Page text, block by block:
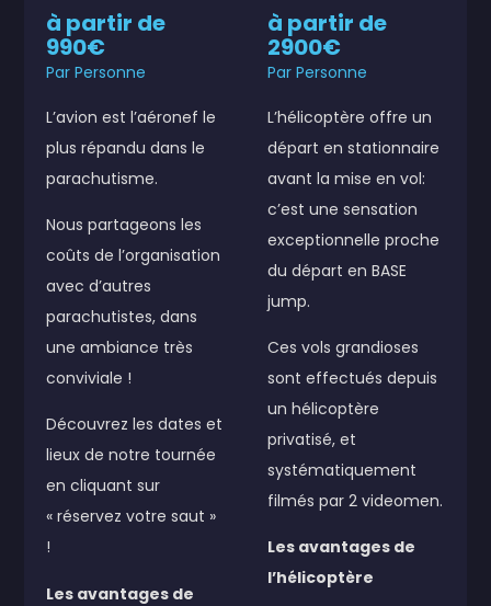
à partir de
990€
Par Personne
L’avion est l’aéronef le
plus répandu dans le
parachutisme.
Nous partageons les
coûts de l’organisation
avec d’autres
parachutistes, dans
une ambiance très
conviviale !
Découvrez les dates et
lieux de notre tournée
en cliquant sur
« réservez votre saut »
!
Les avantages de
à partir de
2900€
Par Personne
L’hélicoptère offre un
départ en stationnaire
avant la mise en vol:
c’est une sensation
exceptionnelle proche
du départ en BASE
jump.
Ces vols grandioses
sont effectués depuis
un hélicoptère
privatisé, et
systématiquement
filmés par 2 videomen.
Les avantages de
l’hélicoptère